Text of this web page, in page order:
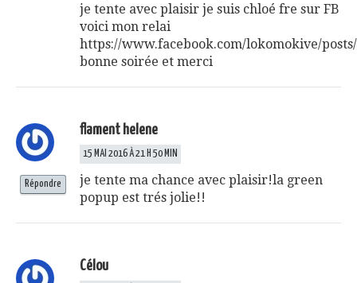
je tente avec plaisir je suis chloé fre sur FB
voici mon relai
https://www.facebook.com/lokomokive/posts/
bonne soirée et merci
flament helene
15 MAI 2016 À 21 H 50 MIN
je tente ma chance avec plaisir!la green
popup est trés jolie!!
Répondre
Célou